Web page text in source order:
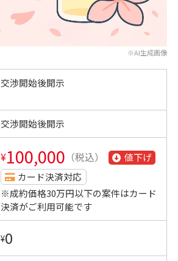
※AI生成画像
交渉開始後開示
交渉開始後開示
¥100,000 （税込）
値下げ
カード決済対応
※成約価格30万円以下の案件はカード
決済がご利用可能です
¥0